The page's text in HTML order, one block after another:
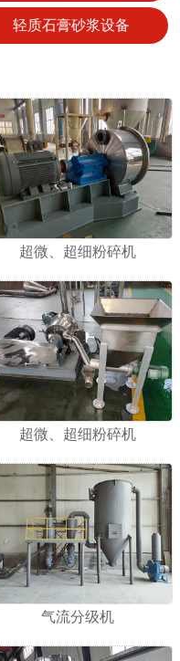
轻质石膏砂浆设备
超微、超细粉碎机
超微、超细粉碎机
气流分级机